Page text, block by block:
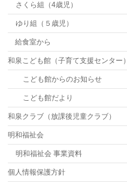
さくら組（4歳児）
ゆり組（５歳児）
給食室から
和泉こども館（子育て支援センター）
こども館からのお知らせ
こども館だより
和泉クラブ（放課後児童クラブ）
明和福祉会
明和福祉会 事業資料
個人情報保護方針